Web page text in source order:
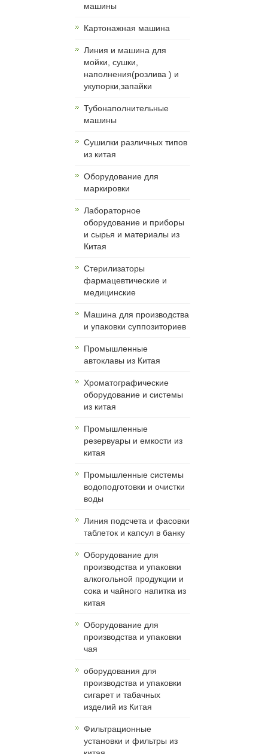
машины
Картонажная машина
Линия и машина для
мойки, сушки,
наполнения(розлива ) и
укупорки,запайки
Тубонаполнительные
машины
Сушилки различных типов
из китая
Оборудование для
маркировки
Лабораторное
оборудование и приборы
и сырья и материалы из
Китая
Cтерилизаторы
фармацевтические и
медицинские
Машина для производства
и упаковки суппозиториев
Промышленные
автоклавы из Китая
Хроматографические
оборудование и системы
из китая
Промышленные
резервуары и емкости из
китая
Промышленные системы
водоподготовки и очистки
воды
Линия подсчета и фасовки
таблеток и капсул в банку
Оборудование для
производства и упаковки
алкогольной продукции и
сока и чайного напитка из
китая
Оборудование для
производства и упаковки
чая
оборудования для
производства и упаковки
сигарет и табачных
изделий из Китая
Фильтрационные
установки и фильтры из